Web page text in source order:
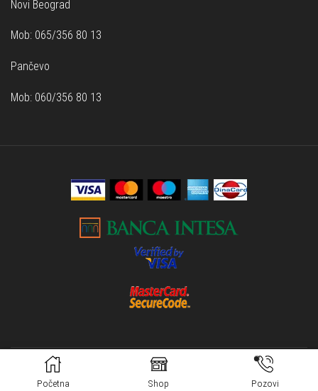
Novi Beograd
Mob: 065/356 80 13
Pančevo
Mob: 060/356 80 13
Sva prava rezervisana od © 2006 - 2022 Optika Lukić | Designed
with ❤ byResponsive
Početna Shop Pozovi